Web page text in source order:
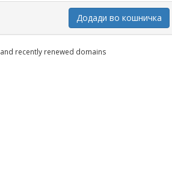
Додади во кошничка
recently renewed domains